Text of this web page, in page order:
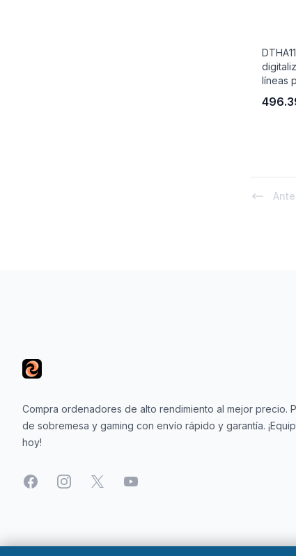
líneas
Compra ordenadores de alto rendimiento al mejor precio.
de sobremesa y gaming con envío rápido y garantía.
hoy!
FacebookInstagram
X YouTube